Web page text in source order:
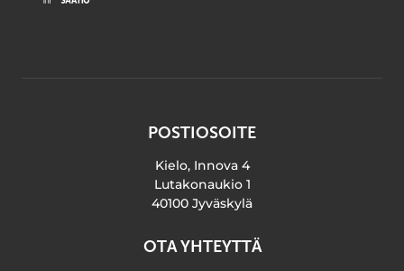
POSTIOSOITE
Kielo, Innova 4
Lutakonaukio 1
40100 Jyväskylä
OTA YHTEYTTÄ